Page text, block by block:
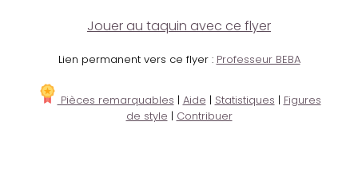
Jouer au taquin avec ce flyer
Lien permanent vers ce flyer : Professeur BEBA
Pièces remarquables | Aide | Statistiques | Figures
de style | Contribuer